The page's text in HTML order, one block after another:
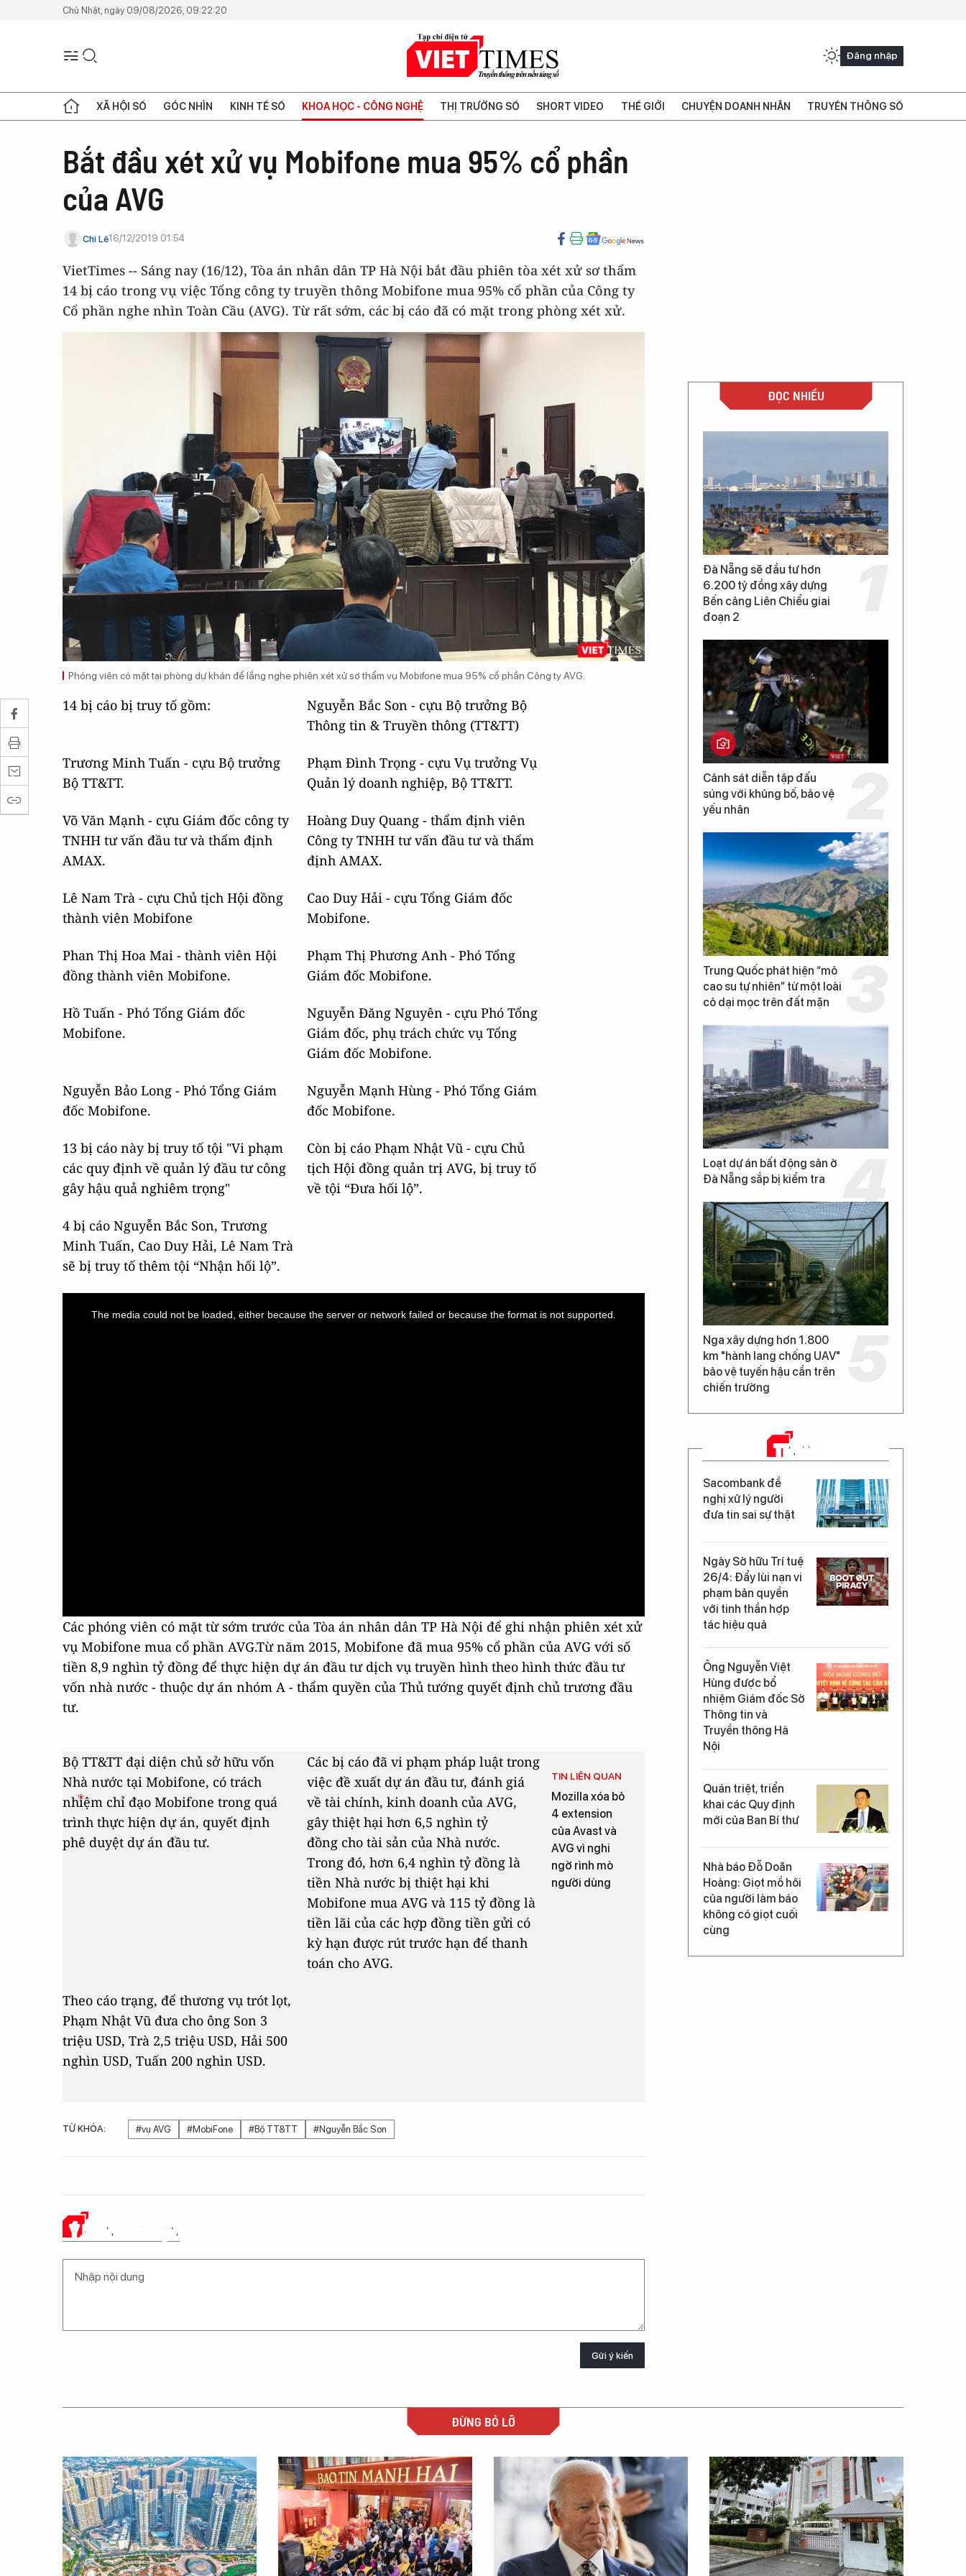
Chủ Nhật, ngày 09/08/2026, 09:22:20
Đăng nhập
XÃ HỘI SỐ GÓC NHÌN KINH TẾ SỐ KHOA HỌC - CÔNG NGHỆ THỊ TRƯỜNG SỐ SHORT VIDEO THẾ GIỚI CHUYỆN DOANH NHÂN TRUYỀN THÔNG SỐ
Bắt đầu xét xử vụ Mobifone mua 95% cổ phần
của AVG
Chi Lê16/12/2019 01:54
VietTimes -- Sáng nay (16/12), Tòa án nhân dân TP Hà Nội bắt đầu phiên tòa xét xử sơ thẩm
14 bị cáo trong vụ việc Tổng công ty truyền thông Mobifone mua 95% cổ phần của Công ty
Cổ phần nghe nhìn Toàn Cầu (AVG). Từ rất sớm, các bị cáo đã có mặt trong phòng xét xử.
Phóng viên có mặt tại phòng dự khán để lắng nghe phiên xét xử sơ thẩm vụ Mobifone mua 95% cổ phần Công ty AVG.
14 bị cáo bị truy tố gồm:
Nguyễn Bắc Son - cựu Bộ trưởng Bộ
Thông tin & Truyền thông (TT&TT)
Trương Minh Tuấn - cựu Bộ trưởng
Bộ TT&TT.
Phạm Đình Trọng - cựu Vụ trưởng Vụ
Quản lý doanh nghiệp, Bộ TT&TT.
Võ Văn Mạnh - cựu Giám đốc công ty
TNHH tư vấn đầu tư và thẩm định
AMAX.
Hoàng Duy Quang - thẩm định viên
Công ty TNHH tư vấn đầu tư và thẩm
định AMAX.
Lê Nam Trà - cựu Chủ tịch Hội đồng
thành viên Mobifone
Cao Duy Hải - cựu Tổng Giám đốc
Mobifone.
Phan Thị Hoa Mai - thành viên Hội
đồng thành viên Mobifone.
Phạm Thị Phương Anh - Phó Tổng
Giám đốc Mobifone.
Hồ Tuấn - Phó Tổng Giám đốc
Mobifone.
Nguyễn Đăng Nguyên - cựu Phó Tổng
Giám đốc, phụ trách chức vụ Tổng
Giám đốc Mobifone.
Nguyễn Bảo Long - Phó Tổng Giám
đốc Mobifone.
Nguyễn Mạnh Hùng - Phó Tổng Giám
đốc Mobifone.
13 bị cáo này bị truy tố tội "Vi phạm
các quy định về quản lý đầu tư công
gây hậu quả nghiêm trọng"
Còn bị cáo Phạm Nhật Vũ - cựu Chủ
tịch Hội đồng quản trị AVG, bị truy tố
về tội “Đưa hối lộ”.
4 bị cáo Nguyễn Bắc Son, Trương
Minh Tuấn, Cao Duy Hải, Lê Nam Trà
sẽ bị truy tố thêm tội “Nhận hối lộ”.
The media could not be loaded, either because the server or network failed or because the format is not supported.
Các phóng viên có mặt từ sớm trước của Tòa án nhân dân TP Hà Nội để ghi nhận phiên xét xử
vụ Mobifone mua cổ phần AVG.Từ năm 2015, Mobifone đã mua 95% cổ phần của AVG với số
tiền 8,9 nghìn tỷ đồng để thực hiện dự án đầu tư dịch vụ truyền hình theo hình thức đầu tư
vốn nhà nước - thuộc dự án nhóm A - thẩm quyền của Thủ tướng quyết định chủ trương đầu
tư.
Bộ TT&TT đại diện chủ sở hữu vốn
Nhà nước tại Mobifone, có trách
nhiệm chỉ đạo Mobifone trong quá
trình thực hiện dự án, quyết định
phê duyệt dự án đầu tư.
Các bị cáo đã vi phạm pháp luật trong
việc đề xuất dự án đầu tư, đánh giá
về tài chính, kinh doanh của AVG,
gây thiệt hại hơn 6,5 nghìn tỷ
đồng cho tài sản của Nhà nước.
Trong đó, hơn 6,4 nghìn tỷ đồng là
tiền Nhà nước bị thiệt hại khi
Mobifone mua AVG và 115 tỷ đồng là
tiền lãi của các hợp đồng tiền gửi có
kỳ hạn được rút trước hạn để thanh
toán cho AVG.
Theo cáo trạng, để thương vụ trót lọt,
Phạm Nhật Vũ đưa cho ông Son 3
triệu USD, Trà 2,5 triệu USD, Hải 500
nghìn USD, Tuấn 200 nghìn USD.
TIN LIÊN QUAN
Mozilla xóa bỏ
4 extension
của Avast và
AVG vì nghi
ngờ rình mò
người dùng
TỪ KHÓA: #vụ AVG #MobiFone #Bộ TT&TT #Nguyễn Bắc Son
Ý KIẾN CỦA BẠN
Gửi ý kiến
ĐỌC NHIỀU
Đà Nẵng sẽ đầu tư hơn
6.200 tỷ đồng xây dựng
Bến cảng Liên Chiểu giai
đoạn 2
Cảnh sát diễn tập đấu
súng với khủng bố, bảo vệ
yếu nhân
Trung Quốc phát hiện “mỏ
cao su tự nhiên” từ một loài
cỏ dại mọc trên đất mặn
Loạt dự án bất động sản ở
Đà Nẵng sắp bị kiểm tra
Nga xây dựng hơn 1.800
km "hành lang chống UAV"
bảo vệ tuyến hậu cần trên
chiến trường
TIN MỚI
Sacombank đề
nghị xử lý người
đưa tin sai sự thật
Ngày Sở hữu Trí tuệ
26/4: Đẩy lùi nạn vi
phạm bản quyền
với tinh thần hợp
tác hiệu quả
Ông Nguyễn Việt
Hùng được bổ
nhiệm Giám đốc Sở
Thông tin và
Truyền thông Hà
Nội
Quán triệt, triển
khai các Quy định
mới của Ban Bí thư
Nhà báo Đỗ Doãn
Hoàng: Giọt mồ hôi
của người làm báo
không có giọt cuối
cùng
ĐỪNG BỎ LỠ